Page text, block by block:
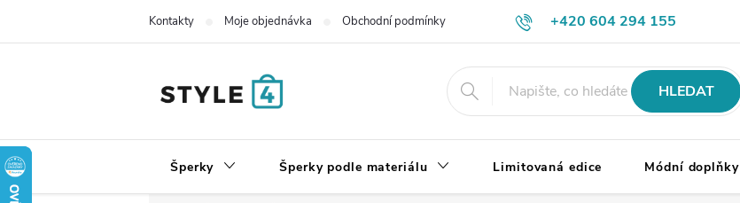
+420 604 294 155
Kontakty Moje objednávka Obchodní podmínky Výměna, vrácení a reklamace zboží
HLEDAT
Šperky Šperky podle materiálu Limitovaná edice Módní doplňky